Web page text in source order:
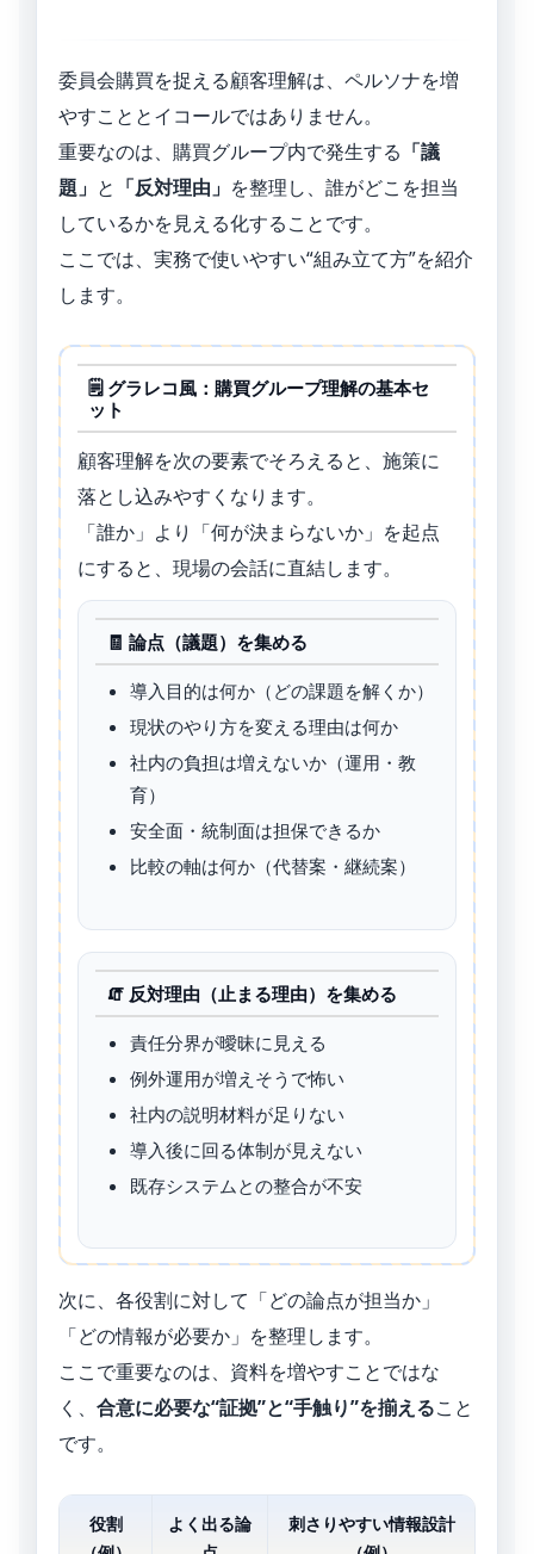
委員会購買を捉える顧客理解は、ペルソナを増
やすこととイコールではありません。
重要なのは、購買グループ内で発生する 「議
題」 と 「反対理由」 を整理し、誰がどこを担当
しているかを見える化することです。
ここでは、実務で使いやすい“組み立て方”を紹介
します。
🗒️ グラレコ風：購買グループ理解の基本セ
ット
顧客理解を次の要素でそろえると、施策に
落とし込みやすくなります。
「誰か」より「何が決まらないか」を起点
にすると、現場の会話に直結します。
🧾 論点（議題）を集める
導入目的は何か（どの課題を解くか）
現状のやり方を変える理由は何か
社内の負担は増えないか（運用・教
育）
安全面・統制面は担保できるか
比較の軸は何か（代替案・継続案）
🧯 反対理由（止まる理由）を集める
責任分界が曖昧に見える
例外運用が増えそうで怖い
社内の説明材料が足りない
導入後に回る体制が見えない
既存システムとの整合が不安
次に、各役割に対して「どの論点が担当か」
「どの情報が必要か」を整理します。
ここで重要なのは、資料を増やすことではな
く、 合意に必要な“証拠”と“手触り”を揃えること
です。
役割
よく出る論
刺さりやすい情報設計